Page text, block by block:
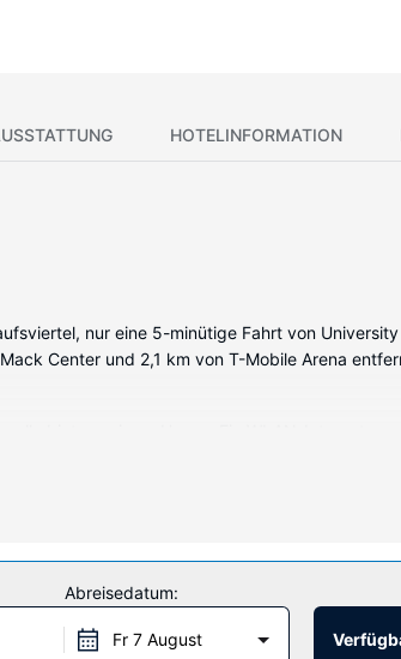
HOTELINFORMATION
nur eine 5-minütige Fahrt von
Center und 2,1 km von T-Mobile Arena
und Haartrockner. Zur Austattung gehören
Dieses Hotel bietet auch kostenloses
Shuttle.
Abreisedatum:
Fr 7 August